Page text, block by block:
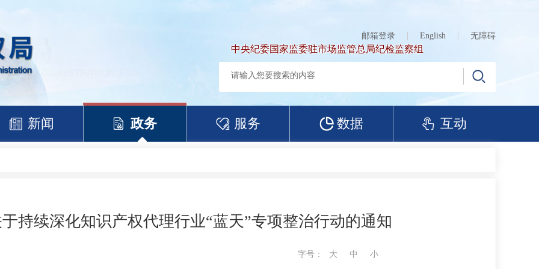
邮箱登录 English 无障碍
中央纪委国家监委驻市场监管总局纪检监察组
新闻 政务 服务 数据 互动
持续深化知识产权代理行业“蓝天”专项整治行动的通知
字号： 大 中 小